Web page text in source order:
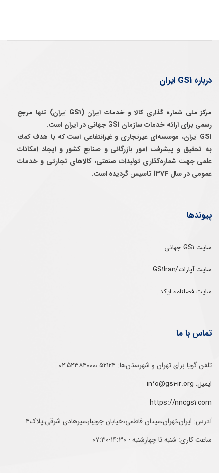
درباره GS1 ایران
مرکز ملی شماره گذاری کالا و خدمات ایران (GS1 ایران) تنها مرجع
رسمی برای ارائه خدمات سازمان GS1 جهانی در ایران است.
GS1 ایران، موسسه‌ای غيرتجاری و غيرانتفاعی است كه با هدف كمك
به تحقيق و پيشرفت امور بازرگانی و صنايع كشور و ايجاد امكانات
علمی جهت شماره‌گذاری توليدات صنعتی، كالاهای تجارتی و خدمات
عمومی در سال 1374 تاسيس گرديده است.
پیوندها
سایت GS1 جهانی
سایت آپارات/GS1Iran
سایت فصلنامه ایکد
تماس با ما
تلفن‌ گویا برای‌ تهران‌‌ و‌ شهرستان‌ها:‌ ۵۲۱۲۴ ،۰۲۱۵۲۳۸۴۰۰۰
ایمیل: info@gs1-ir.org
https://nncgs1.com
آدرس: ایران،تهران،میدان فاطمی،خیابان جویبار،میرهادی شرقی،پلاک۴
ساعت کاری: شنبه تا چهارشنبه - ۱۴:۳۰-۰۷:۳۰